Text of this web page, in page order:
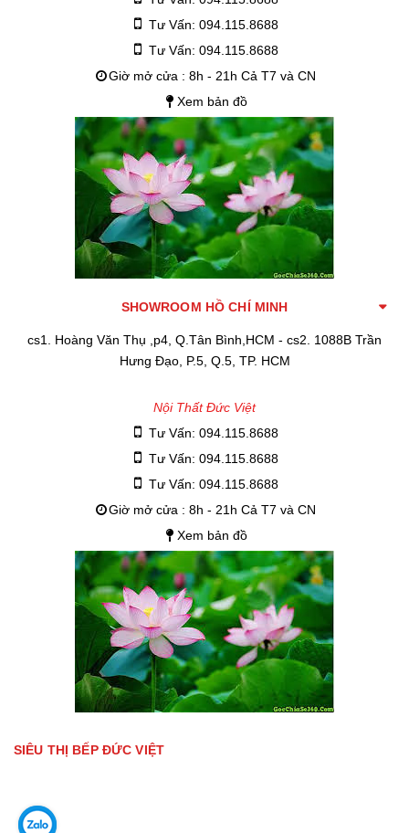
Tư Vấn: 094.115.8688
Tư Vấn: 094.115.8688
Giờ mở cửa : 8h - 21h Cả T7 và CN
Xem bản đồ
SHOWROOM HỒ CHÍ MINH
cs1. Hoàng Văn Thụ ,p4, Q.Tân Bình,HCM - cs2. 1088B Trần
Hưng Đạo, P.5, Q.5, TP. HCM
Nội Thất Đức Việt
Tư Vấn: 094.115.8688
Tư Vấn: 094.115.8688
Tư Vấn: 094.115.8688
Giờ mở cửa : 8h - 21h Cả T7 và CN
Xem bản đồ
SIÊU THỊ BẾP ĐỨC VIỆT